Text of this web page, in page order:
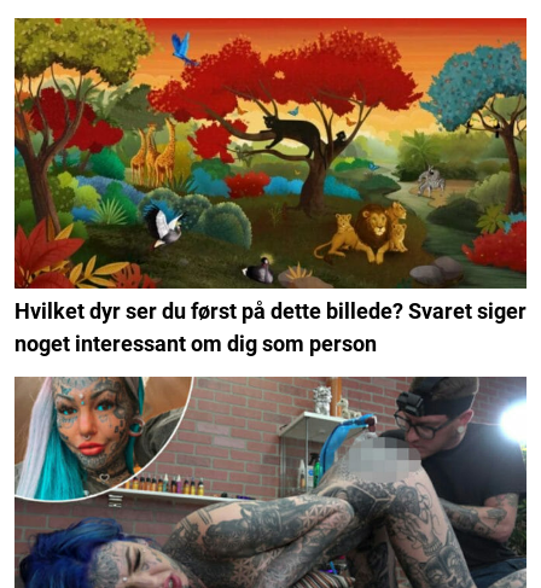
Hvilket dyr ser du først på dette billede? Svaret siger
noget interessant om dig som person